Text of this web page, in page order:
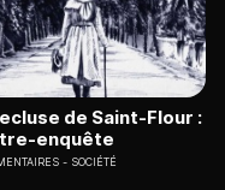
de Saint-Flour :
enquête
SOCIÉTÉ